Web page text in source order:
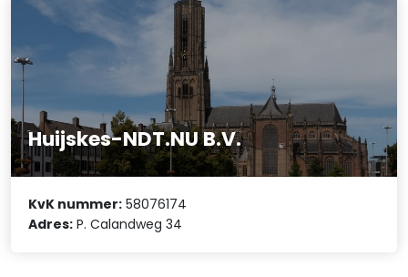
Huijskes-NDT.NU B.V.
KvK nummer: 58076174
Adres: P. Calandweg 34